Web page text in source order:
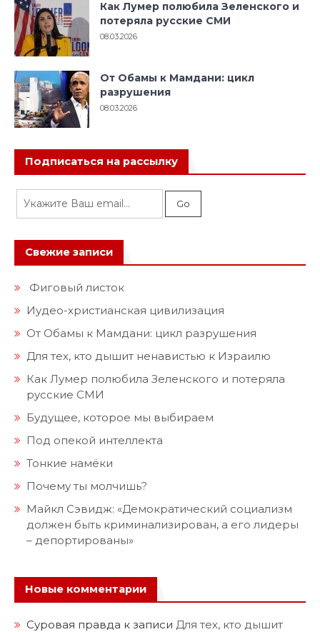
Как Лумер полюбила Зеленского и
потеряла русские СМИ
08.03.2026
От Обамы к Мамдани: цикл
разрушения
08.03.2026
Подписаться на рассылку
Свежие записи
Фиговый листок
Иудео-христианская цивилизация
От Обамы к Мамдани: цикл разрушения
Для тех, кто дышит ненавистью к Израилю
Как Лумер полюбила Зеленского и потеряла
русские СМИ
Будущее, которое мы выбираем
Под опекой интеллекта
Тонкие намёки
Почему ты молчишь?
Майкл Сэвидж: «Демократический социализм
должен быть криминализирован, а его лидеры
– депортированы»
Новые комментарии
Суровая правда к записи Для тех, кто дышит